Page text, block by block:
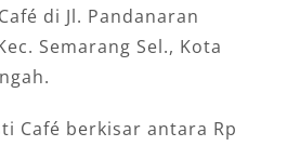
di Jl. Pandanaran
Semarang Sel., Kota
Café berkisar antara Rp